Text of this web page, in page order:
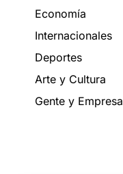
Economía
Internacionales
Deportes
Arte y Cultura
Gente y Empresa